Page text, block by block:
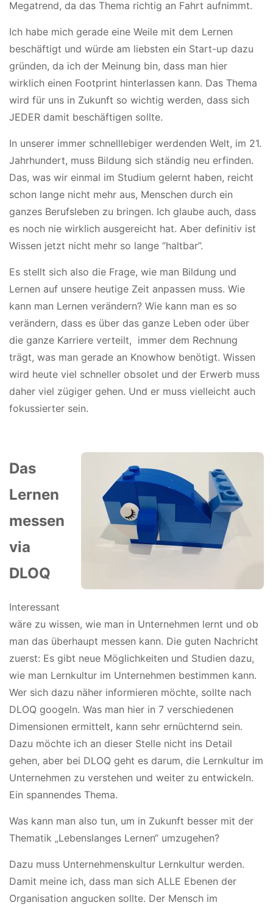
Megatrend, da das Thema richtig an Fahrt aufnimmt.
Ich habe mich gerade eine Weile mit dem Lernen
beschäftigt und würde am liebsten ein Start-up dazu
gründen, da ich der Meinung bin, dass man hier
wirklich einen Footprint hinterlassen kann. Das Thema
wird für uns in Zukunft so wichtig werden, dass sich
JEDER damit beschäftigen sollte.
In unserer immer schnelllebiger werdenden Welt, im 21.
Jahrhundert, muss Bildung sich ständig neu erfinden.
Das, was wir einmal im Studium gelernt haben, reicht
schon lange nicht mehr aus, Menschen durch ein
ganzes Berufsleben zu bringen. Ich glaube auch, dass
es noch nie wirklich ausgereicht hat. Aber definitiv ist
Wissen jetzt nicht mehr so lange “haltbar”.
Es stellt sich also die Frage, wie man Bildung und
Lernen auf unsere heutige Zeit anpassen muss. Wie
kann man Lernen verändern? Wie kann man es so
verändern, dass es über das ganze Leben oder über
die ganze Karriere verteilt, immer dem Rechnung
trägt, was man gerade an Knowhow benötigt. Wissen
wird heute viel schneller obsolet und der Erwerb muss
daher viel zügiger gehen. Und er muss vielleicht auch
fokussierter sein.
Das
Lernen
messen
via
DLOQ
Interessant
wäre zu wissen, wie man in Unternehmen lernt und ob
man das überhaupt messen kann. Die guten Nachricht
zuerst: Es gibt neue Möglichkeiten und Studien dazu,
wie man Lernkultur im Unternehmen bestimmen kann.
Wer sich dazu näher informieren möchte, sollte nach
DLOQ googeln. Was man hier in 7 verschiedenen
Dimensionen ermittelt, kann sehr ernüchternd sein.
Dazu möchte ich an dieser Stelle nicht ins Detail
gehen, aber bei DLOQ geht es darum, die Lernkultur im
Unternehmen zu verstehen und weiter zu entwickeln.
Ein spannendes Thema.
Was kann man also tun, um in Zukunft besser mit der
Thematik „Lebenslanges Lernen“ umzugehen?
Dazu muss Unternehmenskultur Lernkultur werden.
Damit meine ich, dass man sich ALLE Ebenen der
Organisation angucken sollte. Der Mensch im